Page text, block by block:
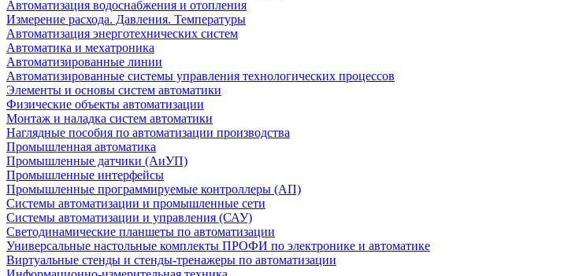
Автоматизация водоснабжения и отопления
Измерение расхода. Давления. Температуры
Автоматизация энерготехнических систем
Автоматика и мехатроника
Автоматизированные линии
Автоматизированные системы управления технологических процессов
Элементы и основы систем автоматики
Физические объекты автоматизации
Монтаж и наладка систем автоматики
Наглядные пособия по автоматизации производства
Промышленная автоматика
Промышленные датчики (АиУП)
Промышленные интерфейсы
Промышленные программируемые контроллеры (АП)
Системы автоматизации и промышленные сети
Системы автоматизации и управления (САУ)
Светодинамические планшеты по автоматизации
Универсальные настольные комплекты ПРОФИ по электронике и автоматике
Виртуальные стенды и стенды-тренажеры по автоматизации